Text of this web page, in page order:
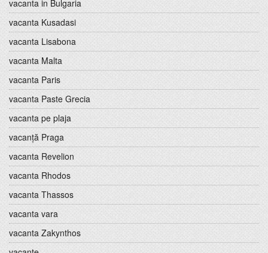
vacanta in Bulgaria
vacanta Kusadasi
vacanta Lisabona
vacanta Malta
vacanta Paris
vacanta Paste Grecia
vacanta pe plaja
vacanță Praga
vacanta Revelion
vacanta Rhodos
vacanta Thassos
vacanta vara
vacanta Zakynthos